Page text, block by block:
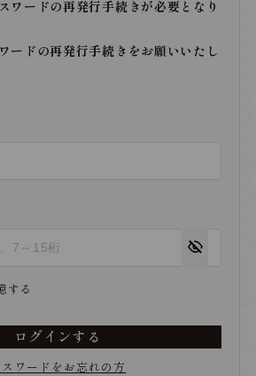
ワードの再発行手続きが必要となり
ードの再発行手続きをお願いいたし
する
ログインする
ワードをお忘れの方